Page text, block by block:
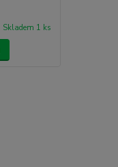
Skladem 1 ks